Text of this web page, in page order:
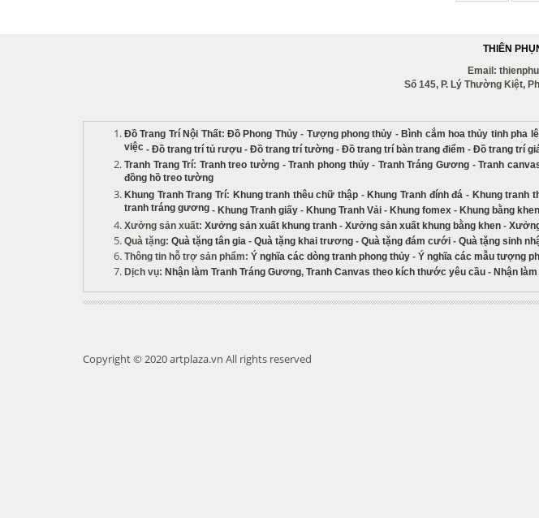
THIÊN
Email:
Số 145, P. Lý Thường Kiệt,
Đồ Trang Trí Nội Thất: Đồ Phong Thủy- Tượng phong thủy - Bình cắm hoa thủy tinh pha lê
việc - Đồ trang trí tủ rượu - Đồ trang trí tường - Đồ trang trí bàn trang điểm - Đồ trang trí
Tranh Trang Trí: Tranh treo tường -Tranh phong thủy- Tranh Tráng Gương -Tranh
đồng hồ treo tường
Khung Tranh Trang Trí: Khung tranh thêu chữ thập - Khung Tranh đính đá - Khung tranh
tranh tráng gương - Khung Tranh giấy - Khung Tranh Vải - Khung fomex - Khung bằng khen
Xưởng sản xuất: Xưởng sản xuất khung tranh - Xưởng sản xuất khung bằng khen -
Quà tặng: Quà tặng tân gia - Quà tặng khai trương - Quà tặng đám cưới - Quà tặng sinh
Thông tin hỗ trợ sản phẩm: Ý nghĩa các dòng tranh phong thủy - Ý nghĩa các mẫu tượng
Dịch vụ: Nhận làm Tranh Tráng Gương, Tranh Canvas theo kích thước yêu cầu - Nhận
Copyright © 2020 artplaza.vn All rights reserved